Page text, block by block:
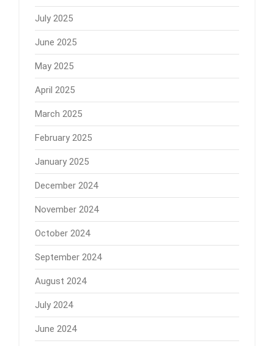
July 2025
June 2025
May 2025
April 2025
March 2025
February 2025
January 2025
December 2024
November 2024
October 2024
September 2024
August 2024
July 2024
June 2024